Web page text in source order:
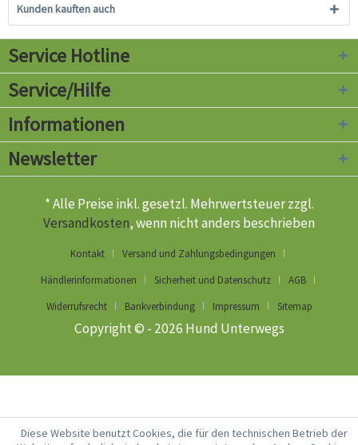
Kunden kauften auch
Service Hotline
Service/Hilfe
Informationen
Newsletter
* Alle Preise inkl. gesetzl. Mehrwertsteuer zzgl.
Versandkosten, wenn nicht anders beschrieben
Kontakt
Versand und Zahlungsbedingungen
Händlerinformationen
Sicherheit und Datenschutz
AGB
Widerrufsrecht
Bankverbindung Impressum Sitemap
Copyright © - 2026 Hund Unterwegs
Diese Website benutzt Cookies, die für den technischen Betrieb der